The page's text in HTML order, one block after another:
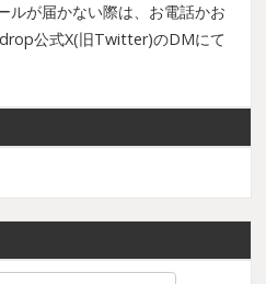
ルが届かない際は、お電話かお
公式X(旧Twitter)のDMにて